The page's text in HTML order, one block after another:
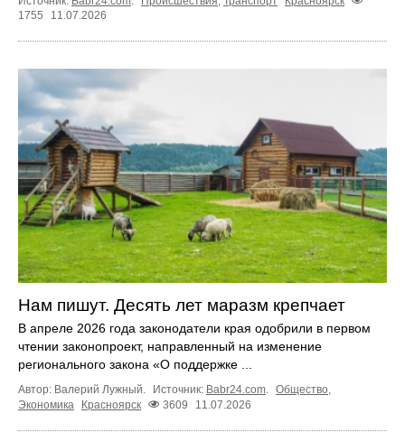
1755
11.07.2026
Нам пишут. Десять лет маразм крепчает
В апреле 2026 года законодатели края одобрили в первом
чтении законопроект, направленный на изменение
регионального закона «О поддержке ...
Автор: Валерий Лужный. Источник: Babr24.com Общество
Экономика
Красноярск 3609 11.07.2026